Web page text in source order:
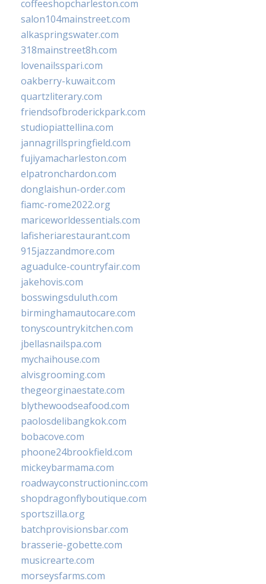
coffeeshopcharleston.com
salon104mainstreet.com
alkaspringswater.com
318mainstreet8h.com
lovenailsspari.com
oakberry-kuwait.com
quartzliterary.com
friendsofbroderickpark.com
studiopiattellina.com
jannagrillspringfield.com
fujiyamacharleston.com
elpatronchardon.com
donglaishun-order.com
fiamc-rome2022.org
mariceworldessentials.com
lafisheriarestaurant.com
915jazzandmore.com
aguadulce-countryfair.com
jakehovis.com
bosswingsduluth.com
birminghamautocare.com
tonyscountrykitchen.com
jbellasnailspa.com
mychaihouse.com
alvisgrooming.com
thegeorginaestate.com
blythewoodseafood.com
paolosdelibangkok.com
bobacove.com
phoone24brookfield.com
mickeybarmama.com
roadwayconstructioninc.com
shopdragonflyboutique.com
sportszilla.org
batchprovisionsbar.com
brasserie-gobette.com
musicrearte.com
morseysfarms.com